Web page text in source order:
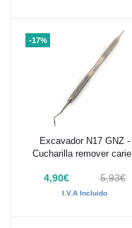
-17%
Añadir al carrito
Excavador N17 GNZ -
Cucharilla remover caries
4,90€ 5,93€
I.V.A Incluido